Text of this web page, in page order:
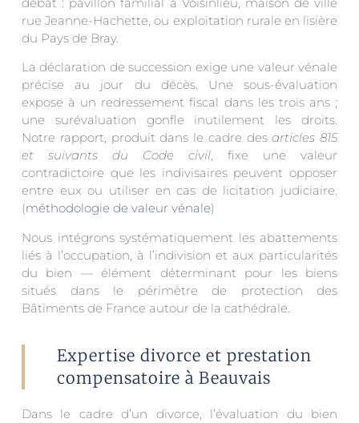
rue Jeanne-Hachette, ou exploitation rurale en lisière
du Pays de Bray.
La déclaration de succession exige une valeur vénale
précise au jour du décès. Une sous-évaluation
expose à un redressement fiscal dans les trois ans ;
une surévaluation gonfle inutilement les droits.
Notre rapport, produit dans le cadre desarticles 815
et suivants du Code civil, fixe une valeur
contradictoire que les indivisaires peuvent opposer
entre eux ou utiliser en cas de licitation judiciaire.
(méthodologie de valeur vénale)
Nous intégrons systématiquement les abattements
liés à l’occupation, à l’indivision et aux particularités
du bien — élément déterminant pour les biens
situés dans le périmètre de protection des
Bâtiments de France autour de la cathédrale.
Expertise divorce et prestation
compensatoire à Beauvais
Dans le cadre d’un divorce, l’évaluation du bien